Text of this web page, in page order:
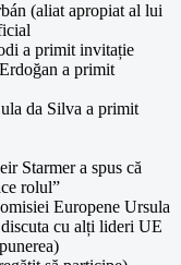
(aliat apropiat al lui
a primit invitație
a primit
da Silva a primit
Starmer a spus că
rolul”
Europene Ursula
cu alți lideri UE